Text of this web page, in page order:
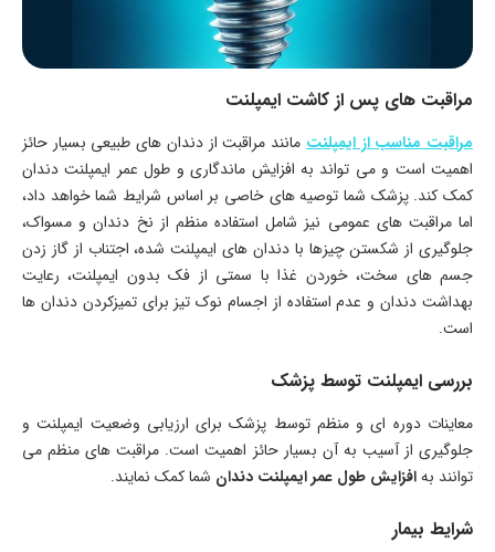
مراقبت‌ های پس از کاشت ایمپلنت
مراقبت مناسب از ایمپلنتمانند مراقبت از دندان ‌های طبیعی بسیار حائز
اهمیت است و می ‌تواند به افزایش ماندگاری و طول عمر ایمپلنت دندان
کمک کند. پزشک شما توصیه‌ های خاصی بر اساس شرایط شما خواهد داد،
اما مراقبت ‌های عمومی نیز شامل استفاده منظم از نخ دندان و مسواک،
جلوگیری از شکستن چیزها با دندان‌ های ایمپلنت شده، اجتناب از گاز زدن
جسم ‌های سخت، خوردن غذا با سمتی از فک بدون ایمپلنت، رعایت
بهداشت دندان و عدم استفاده از اجسام نوک تیز برای تمیزکردن دندان‌ ها
است.
بررسی ایمپلنت توسط پزشک
معاینات دوره‌ ای و منظم توسط پزشک برای ارزیابی وضعیت ایمپلنت و
جلوگیری از آسیب به آن بسیار حائز اهمیت است. مراقبت ‌های منظم می
‌توانند بهافزایش طول عمر ایمپلنت دندان شما کمک نمایند.
شرایط بیمار